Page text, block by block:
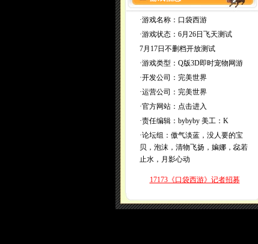
·游戏名称：口袋西游
·游戏状态：6月26日飞天测试
7月17日不删档开放测试
·游戏类型：Q版3D即时宠物网游
·开发公司：完美世界
·运营公司：完美世界
·官方网站： 点击进入
·责任编辑： bybyby美工：K
·论坛组：傲气淡蓝，没人要的宝
贝，泡沫，清物飞扬，媥娜，惢若
止水，月影心动
17173《口袋西游》记者招募